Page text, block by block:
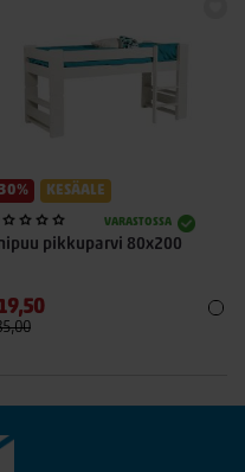
KESÄALE
VARASTOSSA
pikkuparvi 80x200